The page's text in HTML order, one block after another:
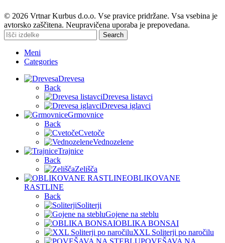
© 2026 Vrtnar Kurbus d.o.o. Vse pravice pridržane. Vsa vsebina je
avtorsko zaščitena. Neupravičena uporaba je prepovedana.
Search
Meni
Categories
Drevesa
Back
Drevesa listavci
Drevesa iglavci
Grmovnice
Back
Cvetoče
Vednozelene
Trajnice
Back
Zelišča
OBLIKOVANE
RASTLINE
Back
Soliterji
Gojene na steblu
OBLIKA BONSAI
XXL Soliterji po naročilu